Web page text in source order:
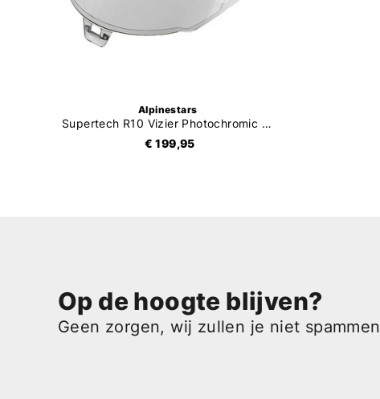
Alpinestars
Supertech R10 Vizier Photochromic (AFHS-01)
€ 199,95
Op de hoogte blijven?
Geen zorgen, wij zullen je niet spammen